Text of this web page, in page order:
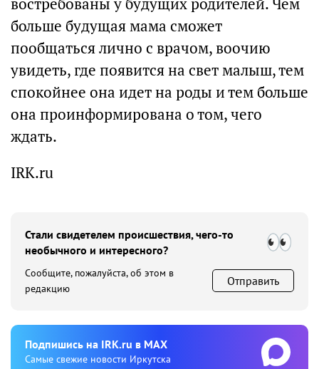
востребованы у будущих родителей. Чем
больше будущая мама сможет
пообщаться лично с врачом, воочию
увидеть, где появится на свет малыш, тем
спокойнее она идет на роды и тем больше
она проинформирована о том, чего
ждать.
IRK.ru
Стали свидетелем происшествия, чего-то
необычного и интересного?
Сообщите, пожалуйста, об этом в
редакцию
Отправить
Подпишиcь на IRK.ru в MAX
Cамые свежие новости Иркутска